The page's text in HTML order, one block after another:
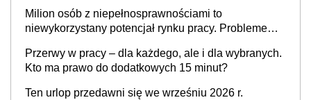
Milion osób z niepełnosprawnościami to
niewykorzystany potencjał rynku pracy. Problemem
refundacji, ale bariery po stronie systemu i
świadomości pracodawców [WYWIAD]
Przerwy w pracy – dla każdego, ale i dla wybranych.
Kto ma prawo do dodatkowych 15 minut?
Ten urlop przedawni się we wrześniu 2026 r.